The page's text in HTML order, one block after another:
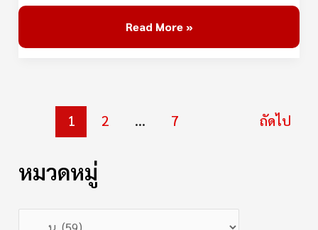
Read More »
1 2 … 7 ถัดไป
หมวดหมู่